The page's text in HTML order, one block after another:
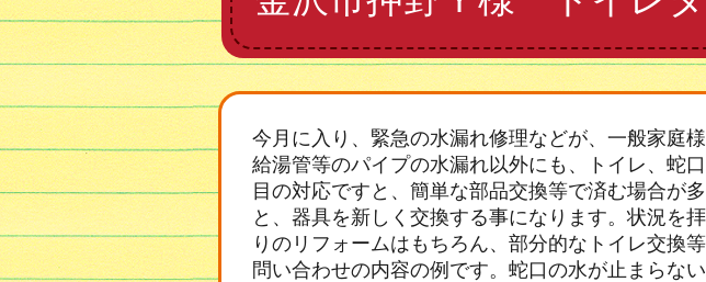
今月に入り、緊急の水漏れ修理などが、一般家庭
給湯管等のパイプの水漏れ以外にも、トイレ、蛇
目の対応ですと、簡単な部品交換等で済む場合が
と、器具を新しく交換する事になります。状況を
りのリフォームはもちろん、部分的なトイレ交換
問い合わせの内容の例です。蛇口の水が止まらな